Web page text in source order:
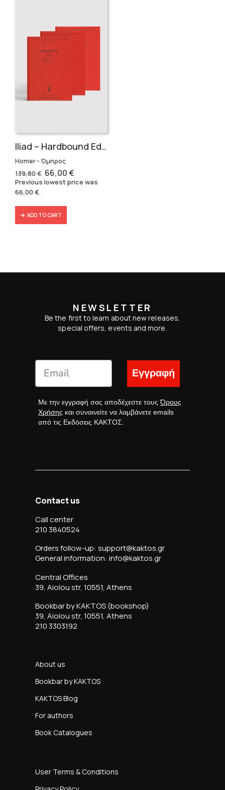
Iliad – Hardbound Edition
Homer - Όμηρος
139,80€ Original
price
was:
66,00€Current
price
is:
Previous lowest price was
66,00€.
ADD TO CART
NEWSLETTER
Be the first to learn about new releases,
special offers, events and more.
Εγγραφή
Με την εγγραφή σας αποδέχεστε τουςΌρους
Χρήσης και συναινείτε να λαμβάνετε emails
από τις Εκδόσεις ΚΑΚΤΟΣ.
Contact us
Call center
210 3840524
Orders follow-up: support@kaktos.gr
General information: info@kaktos.gr
Central Offices
39, Aiolou str, 10551, Athens
Bookbar by KAKTOS (bookshop)
39, Aiolou str, 10551, Athens
210 3303192
About us
Bookbar by KAKTOS
KAKTOS Blog
For authors
Book Catalogues
User Terms & Conditions